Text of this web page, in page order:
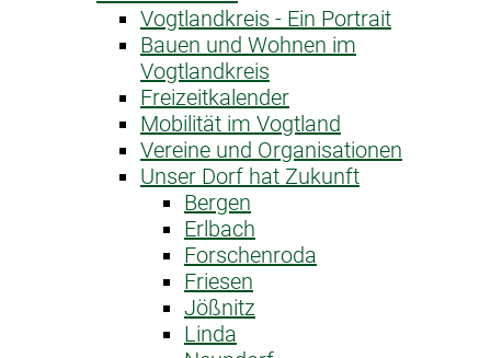
Vogtlandkreis - Ein Portrait
Bauen und Wohnen im
Vogtlandkreis
Freizeitkalender
Mobilität im Vogtland
Vereine und Organisationen
Unser Dorf hat Zukunft
Bergen
Erlbach
Forschenroda
Friesen
Jößnitz
Linda